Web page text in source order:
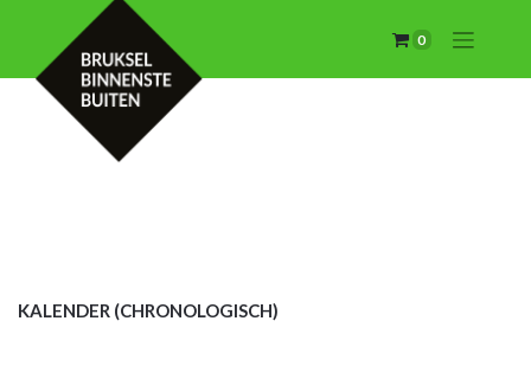
0
KALENDER (CHRONOLOGISCH)